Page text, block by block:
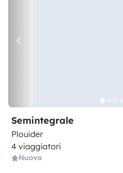
Semintegrale
Plouider
4 viaggiatori
Nuovo